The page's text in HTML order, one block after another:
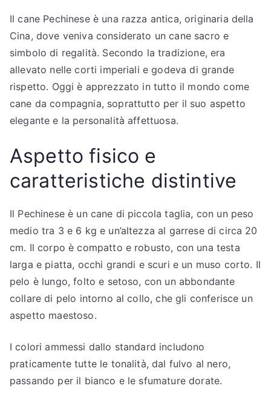
Il cane Pechinese è una razza antica, originaria della
Cina, dove veniva considerato un cane sacro e
simbolo di regalità. Secondo la tradizione, era
allevato nelle corti imperiali e godeva di grande
rispetto. Oggi è apprezzato in tutto il mondo come
cane da compagnia, soprattutto per il suo aspetto
elegante e la personalità affettuosa.
Aspetto fisico e
caratteristiche distintive
Il Pechinese è un cane di piccola taglia, con un peso
medio tra 3 e 6 kg e un’altezza al garrese di circa 20
cm. Il corpo è compatto e robusto, con una testa
larga e piatta, occhi grandi e scuri e un muso corto. Il
pelo è lungo, folto e setoso, con un abbondante
collare di pelo intorno al collo, che gli conferisce un
aspetto maestoso.
I colori ammessi dallo standard includono
praticamente tutte le tonalità, dal fulvo al nero,
passando per il bianco e le sfumature dorate.